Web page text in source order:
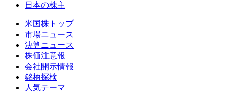
日本の株主
米国株トップ
市場ニュース
決算ニュース
株価注意報
会社開示情報
銘柄探検
人気テーマ